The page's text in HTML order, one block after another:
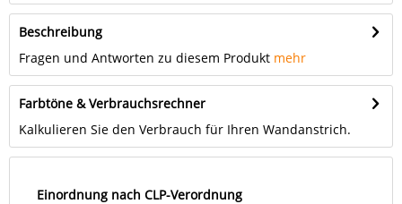
Beschreibung
Fragen und Antworten zu diesem Produkt mehr
Farbtöne & Verbrauchsrechner
Kalkulieren Sie den Verbrauch für Ihren Wandanstrich.
Einordnung nach CLP-Verordnung